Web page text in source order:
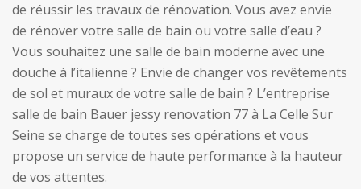
de réussir les travaux de rénovation. Vous avez envie
de rénover votre salle de bain ou votre salle d’eau ?
Vous souhaitez une salle de bain moderne avec une
douche à l’italienne ? Envie de changer vos revêtements
de sol et muraux de votre salle de bain ? L’entreprise
salle de bain Bauer jessy renovation 77 à La Celle Sur
Seine se charge de toutes ses opérations et vous
propose un service de haute performance à la hauteur
de vos attentes.